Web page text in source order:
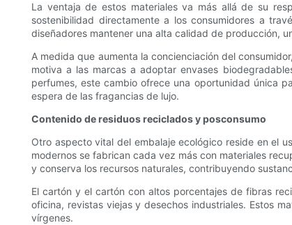
La ventaja de estos materiales va más allá de su
sostenibilidad directamente a los consumidores a
diseñadores mantener una alta calidad de producción,
A medida que aumenta la concienciación del
motiva a las marcas a adoptar envases
perfumes, este cambio ofrece una oportunidad única
espera de las fragancias de lujo.
Contenido de residuos reciclados y posconsumo
Otro aspecto vital del embalaje ecológico reside en el
modernos se fabrican cada vez más con materiales
y conserva los recursos naturales, contribuyendo
El cartón y el cartón con altos porcentajes de fibras
oficina, revistas viejas y desechos industriales. Estos
vírgenes.